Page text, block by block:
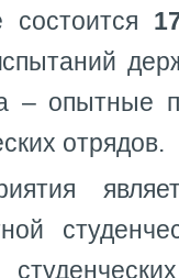
– опытные
отрядов.